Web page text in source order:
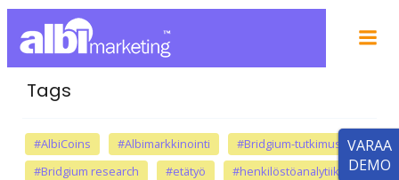
Tags
#AlbiCoins #Albimarkkinointi
#Bridgium-tutkimus
#Bridgium research
#etätyö
#henkilöstöanalytiikka
VARAA
DEMO